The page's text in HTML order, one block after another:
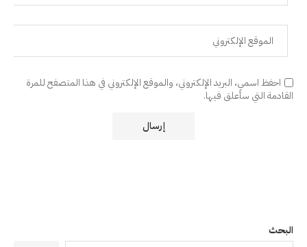
احفظ اسمي، البريد الإلكتروني، والموقع الإلكتروني في هذا المتصفح للمرة
القادمة التي سأعلق فيها.
البحث